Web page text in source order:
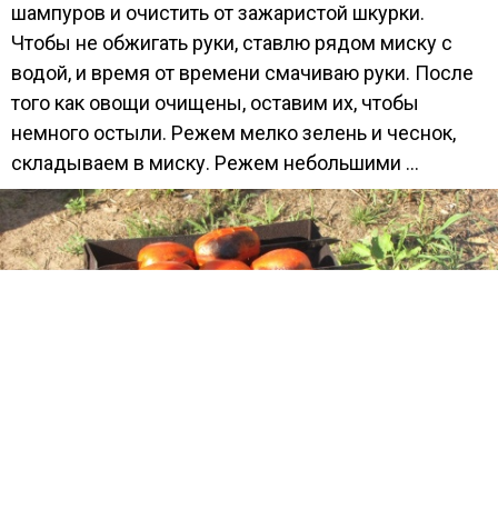
шампуров и очистить от зажаристой шкурки.
Чтобы не обжигать руки, ставлю рядом миску с
водой, и время от времени смачиваю руки. После
того как овощи очищены, оставим их, чтобы
немного остыли. Режем мелко зелень и чеснок,
складываем в миску. Режем небольшими ...